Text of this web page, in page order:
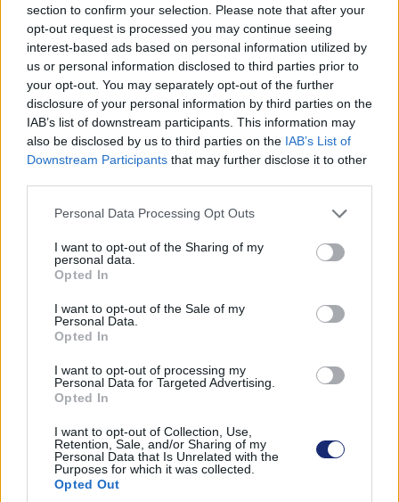
section to confirm your selection. Please note that after your
opt-out request is processed you may continue seeing
interest-based ads based on personal information utilized by
us or personal information disclosed to third parties prior to
your opt-out. You may separately opt-out of the further
disclosure of your personal information by third parties on the
IAB’s list of downstream participants. This information may
also be disclosed by us to third parties on the IAB’s List of
Downstream Participants that may further disclose it to other
Please note that this website/app uses one or more Google
not limited to your visit or usage behaviour. You may click to
grant or deny consent to Google and its third-party tags to
use your data for below specified purposes in below Google
consent section.
Personal Data Processing Opt Outs
I want to opt-out of the Sharing of my
personal data.
Opted In
I want to opt-out of the Sale of my
Personal Data.
Opted In
I want to opt-out of processing my
Personal Data for Targeted Advertising.
Opted In
I want to opt-out of Collection, Use,
Retention, Sale, and/or Sharing of my
Personal Data that Is Unrelated with the
Purposes for which it was collected.
Opted Out
A 2012-ben bemutatottOpel Mokkaelső generációjával
jelezte, hogy a német gyártó tervezőinek időnként
megengednek némi szabadidőt, az előző évtized elején
elharapózó szubkompakt crossover SUV-mánia idején
piacra dobott járgány ugyanis mert különbözni az Opel
akkori modellpalettájától.
Hasonló a helyzet a 2020-ban megjelent második
már tisztán elektromos hajtású modell is készült. Ezt,
azaz azOpel Mokka-ee-Ultimate felszereltségű
változatát teszteltük.